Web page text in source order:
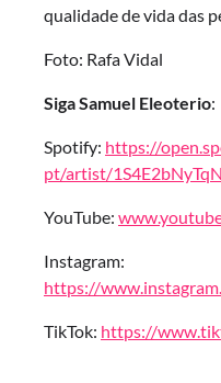
qualidade de vida das
Foto: Rafa Vidal
Siga Samuel Eleoterio:
Spotify: https://
pt/artist/
YouTube:
Instagram:
https://
TikTok: https://